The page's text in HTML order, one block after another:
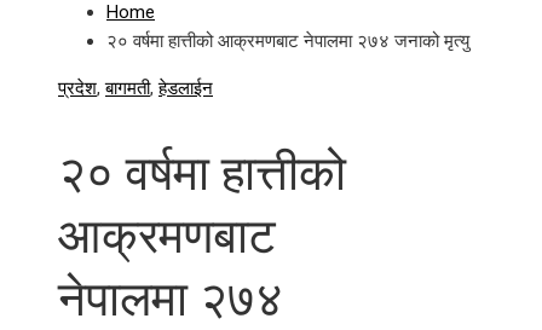
Home
२० वर्षमा हात्तीको आक्रमणबाट नेपालमा २७४ जनाको मृत्यु
प्रदेश,बागमती,हेडलाईन
२० वर्षमा हात्तीको
आक्रमणबाट
नेपालमा २७४